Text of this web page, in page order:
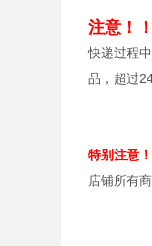
注意！！
快递过程
品，超过
特别注意！
店铺所有